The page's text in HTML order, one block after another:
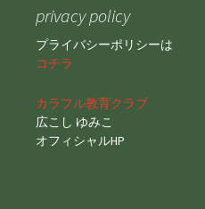
privacy policy
プライバシーポリシーは
コチラ
カラフル教育クラブ
広こし ゆみこ
オフィシャルHP